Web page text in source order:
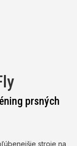
prsných
stroje na